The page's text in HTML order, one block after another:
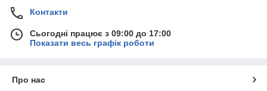
Контакти
Сьогодні працює з 09:00 до 17:00
Показати весь графік роботи
Про нас